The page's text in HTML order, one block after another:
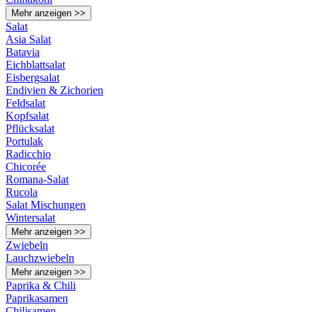
Mehr anzeigen >>
Salat
Asia Salat
Batavia
Eichblattsalat
Eisbergsalat
Endivien & Zichorien
Feldsalat
Kopfsalat
Pflücksalat
Portulak
Radicchio
Chicorée
Romana-Salat
Rucola
Salat Mischungen
Wintersalat
Mehr anzeigen >>
Zwiebeln
Lauchzwiebeln
Mehr anzeigen >>
Paprika & Chili
Paprikasamen